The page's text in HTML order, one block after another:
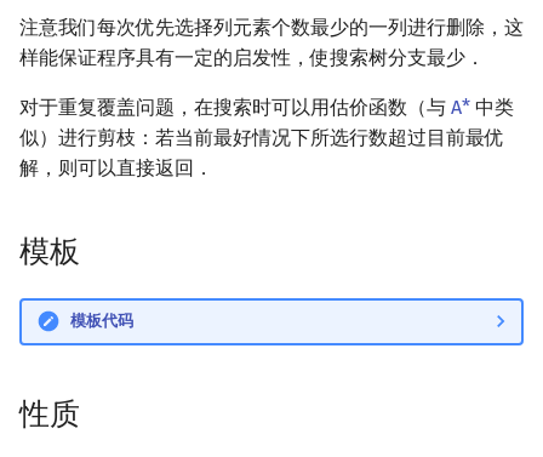
注意我们每次优先选择列元素个数最少的一列进行删除，这
样能保证程序具有一定的启发性，使搜索树分支最少．
对于重复覆盖问题，在搜索时可以用估价函数（与 A* 中类
似）进行剪枝：若当前最好情况下所选行数超过目前最优
解，则可以直接返回．
模板
模板代码
性质